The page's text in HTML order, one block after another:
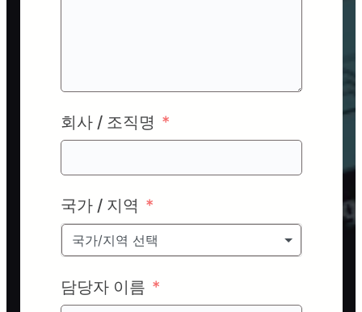
회사 / 조직명
국가 / 지역
국가/지역 선택
담당자 이름